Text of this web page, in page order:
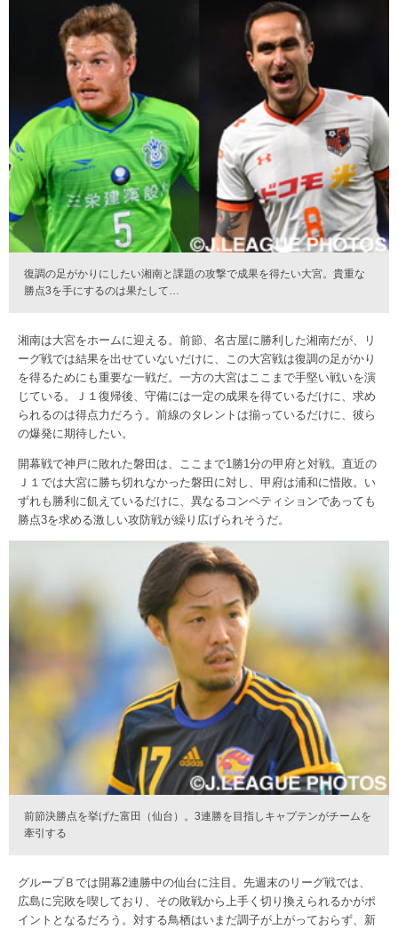
復調の足がかりにしたい湘南と課題の攻撃で成果を得たい大宮。貴重な
勝点3を手にするのは果たして…
湘南は大宮をホームに迎える。前節、名古屋に勝利した湘南だが、リ
ーグ戦では結果を出せていないだけに、この大宮戦は復調の足がかり
を得るためにも重要な一戦だ。一方の大宮はここまで手堅い戦いを演
じている。Ｊ１復帰後、守備には一定の成果を得ているだけに、求め
られるのは得点力だろう。前線のタレントは揃っているだけに、彼ら
の爆発に期待したい。
開幕戦で神戸に敗れた磐田は、ここまで1勝1分の甲府と対戦。直近の
Ｊ１では大宮に勝ち切れなかった磐田に対し、甲府は浦和に惜敗。い
ずれも勝利に飢えているだけに、異なるコンペティションであっても
勝点3を求める激しい攻防戦が繰り広げられそうだ。
前節決勝点を挙げた富田（仙台）。3連勝を目指しキャプテンがチームを
牽引する
グループＢでは開幕2連勝中の仙台に注目。先週末のリーグ戦では、
広島に完敗を喫しており、その敗戦から上手く切り換えられるかがポ
イントとなるだろう。対する鳥栖はいまだ調子が上がっておらず、新